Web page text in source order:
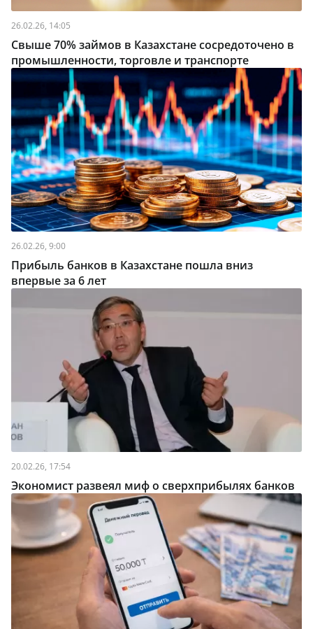
26.02.26, 14:05
Свыше 70% займов в Казахстане сосредоточено в
промышленности, торговле и транспорте
26.02.26, 9:00
Прибыль банков в Казахстане пошла вниз
впервые за 6 лет
20.02.26, 17:54
Экономист развеял миф о сверхприбылях банков